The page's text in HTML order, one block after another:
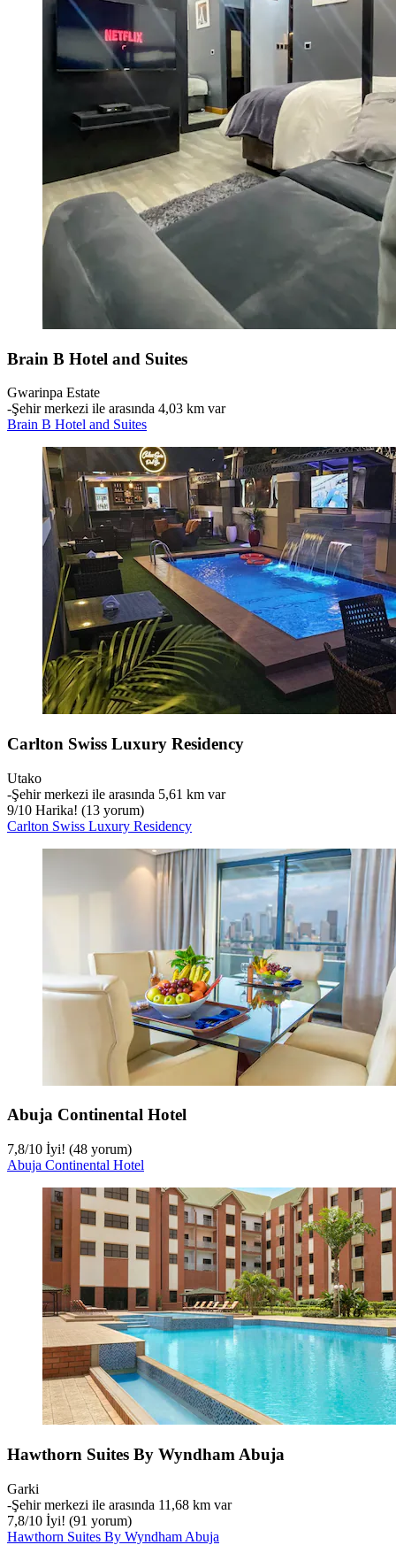
Brain B Hotel and Suites
Gwarinpa Estate
‐Şehir merkezi ile arasında 4,03 km var
Brain B Hotel and Suites
Carlton Swiss Luxury Residency
Utako
‐Şehir merkezi ile arasında 5,61 km var
9/10 Harika! (13 yorum)
Carlton Swiss Luxury Residency
Abuja Continental Hotel
7,8/10 İyi! (48 yorum)
Abuja Continental Hotel
Hawthorn Suites By Wyndham Abuja
Garki
‐Şehir merkezi ile arasında 11,68 km var
7,8/10 İyi! (91 yorum)
Hawthorn Suites By Wyndham Abuja